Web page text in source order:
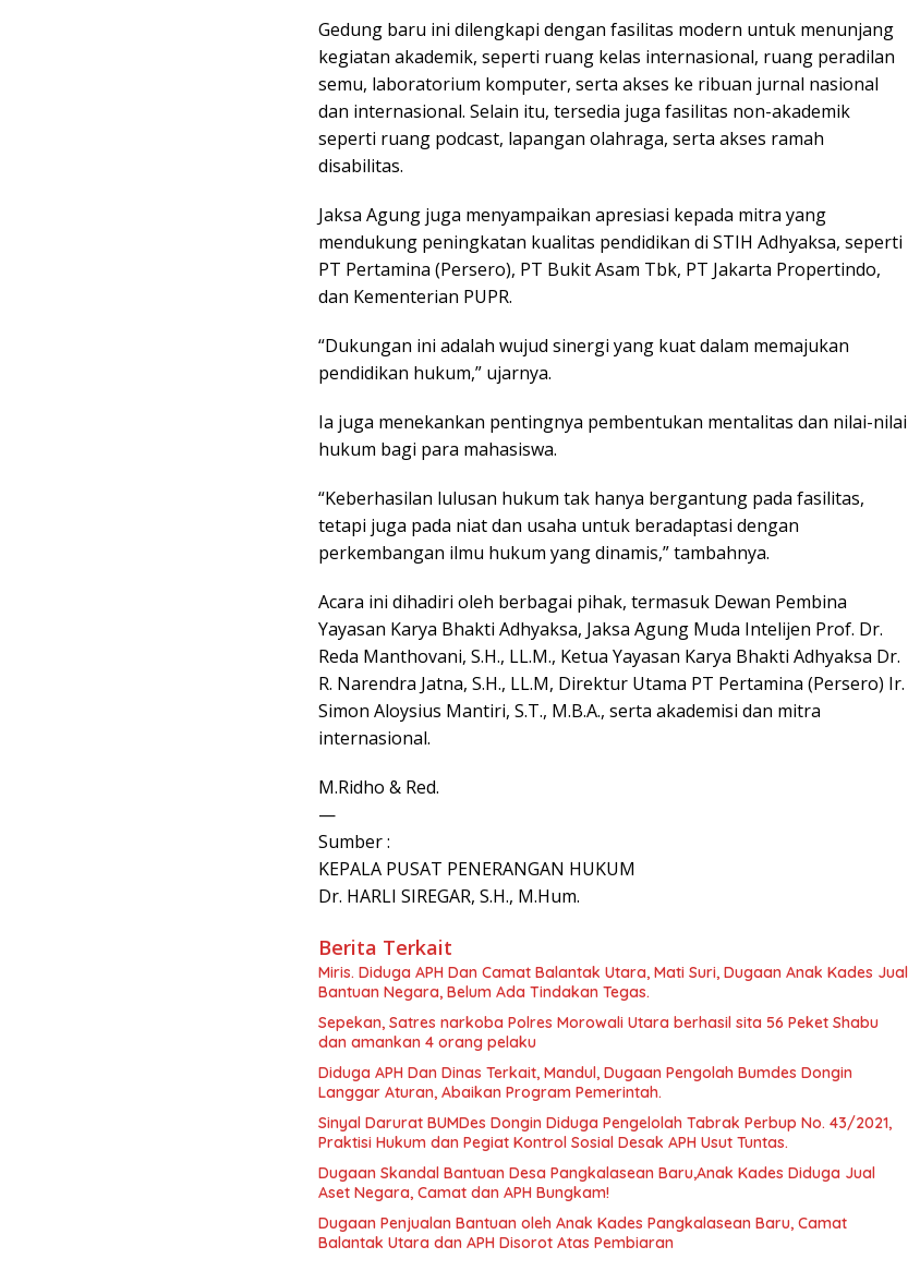
Gedung baru ini dilengkapi dengan fasilitas modern untuk menunjang
kegiatan akademik, seperti ruang kelas internasional, ruang peradilan
semu, laboratorium komputer, serta akses ke ribuan jurnal nasional
dan internasional. Selain itu, tersedia juga fasilitas non-akademik
seperti ruang podcast, lapangan olahraga, serta akses ramah
disabilitas.
Jaksa Agung juga menyampaikan apresiasi kepada mitra yang
mendukung peningkatan kualitas pendidikan di STIH Adhyaksa, seperti
PT Pertamina (Persero), PT Bukit Asam Tbk, PT Jakarta Propertindo,
dan Kementerian PUPR.
“Dukungan ini adalah wujud sinergi yang kuat dalam memajukan
pendidikan hukum,” ujarnya.
Ia juga menekankan pentingnya pembentukan mentalitas dan nilai-nilai
hukum bagi para mahasiswa.
“Keberhasilan lulusan hukum tak hanya bergantung pada fasilitas,
tetapi juga pada niat dan usaha untuk beradaptasi dengan
perkembangan ilmu hukum yang dinamis,” tambahnya.
Acara ini dihadiri oleh berbagai pihak, termasuk Dewan Pembina
Yayasan Karya Bhakti Adhyaksa, Jaksa Agung Muda Intelijen Prof. Dr.
Reda Manthovani, S.H., LL.M., Ketua Yayasan Karya Bhakti Adhyaksa Dr.
R. Narendra Jatna, S.H., LL.M, Direktur Utama PT Pertamina (Persero) Ir.
Simon Aloysius Mantiri, S.T., M.B.A., serta akademisi dan mitra
internasional.
M.Ridho & Red.
—
Sumber :
KEPALA PUSAT PENERANGAN HUKUM
Dr. HARLI SIREGAR, S.H., M.Hum.
Berita Terkait
Miris. Diduga APH Dan Camat Balantak Utara, Mati Suri, Dugaan Anak Kades Jual
Sepekan, Satres narkoba Polres Morowali Utara berhasil sita 56 Peket Shabu
dan amankan 4 orang pelaku
Diduga APH Dan Dinas Terkait, Mandul, Dugaan Pengolah Bumdes Dongin
Langgar Aturan, Abaikan Program Pemerintah.
Sinyal Darurat BUMDes Dongin Diduga Pengelolah Tabrak Perbup No. 43/2021,
Praktisi Hukum dan Pegiat Kontrol Sosial Desak APH Usut Tuntas.
Dugaan Skandal Bantuan Desa Pangkalasean Baru,Anak Kades Diduga Jual
Aset Negara, Camat dan APH Bungkam!
Dugaan Penjualan Bantuan oleh Anak Kades Pangkalasean Baru, Camat